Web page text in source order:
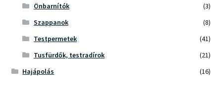
Önbarnítók
(3)
Szappanok
(8)
Testpermetek
(41)
Tusfürdők, testradírok
(21)
Hajápolás
(16)